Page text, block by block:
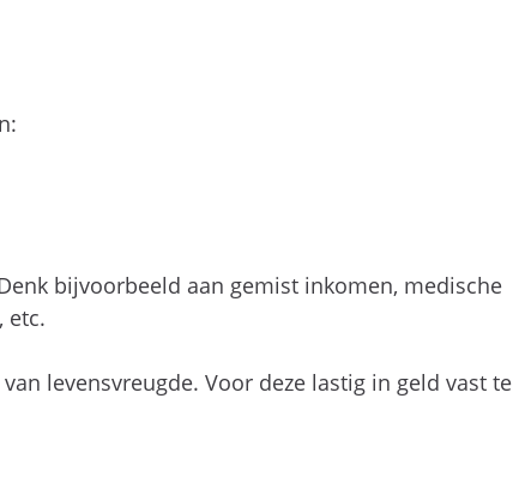
bijvoorbeeld aan gemist inkomen, medische
etc.
levensvreugde. Voor deze lastig in geld vast te